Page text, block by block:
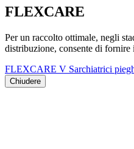
FLEXCARE
Per un raccolto ottimale, negli
distribuzione, consente di
FLEXCARE V Sarchiatrici
Chiudere